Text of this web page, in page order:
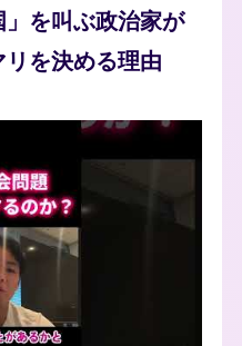
」を叫ぶ政治家が
を決める理由